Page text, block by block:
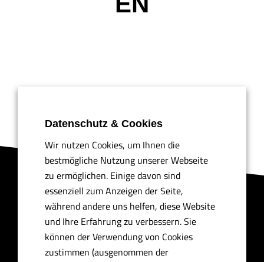
Drea
mGreen
💚
🏀
💚
Datenschutz & Cookies
Wir nutzen Cookies, um Ihnen die
bestmögliche Nutzung unserer Webseite
zu ermöglichen. Einige davon sind
essenziell zum Anzeigen der Seite,
während andere uns helfen, diese Website
und Ihre Erfahrung zu verbessern. Sie
können der Verwendung von Cookies
zustimmen (ausgenommen der